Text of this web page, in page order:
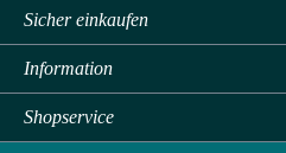
Sicher einkaufen
Information
Shopservice